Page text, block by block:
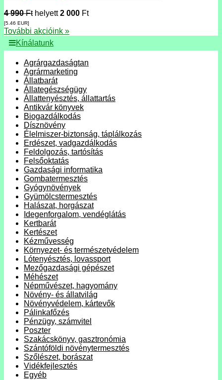
4 990 Fthelyett2 000 Ft
[5.46 EUR]
További akcióink »
Kínálatunk
Agrárgazdaságtan
Agrármarketing
Állatbarát
Állategészségügy
Állattenyésztés, állattartás
Antikvár könyvek
Biogazdálkodás
Dísznövény
Élelmiszer-biztonság, táplálkozás
Erdészet, vadgazdálkodás
Feldolgozás, tartósítás
Felsőoktatás
Gazdasági informatika
Gombatermesztés
Gyógynövények
Gyümölcstermesztés
Halászat, horgászat
Idegenforgalom, vendéglátás
Kertbarát
Kertészet
Kézművesség
Környezet- és természetvédelem
Lótenyésztés, lovassport
Mezőgazdasági gépészet
Méhészet
Népművészet, hagyomány
Növény- és állatvilág
Növényvédelem, kártevők
Pálinkafőzés
Pénzügy, számvitel
Poszter
Szakácskönyv, gasztronómia
Szántóföldi növénytermesztés
Szőlészet, borászat
Vidékfejlesztés
Egyéb